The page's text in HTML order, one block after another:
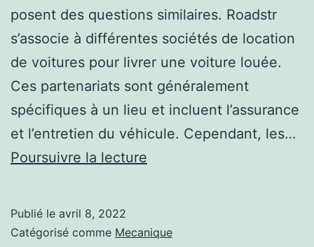
posent des questions similaires. Roadstr
s’associe à différentes sociétés de location
de voitures pour livrer une voiture louée.
Ces partenariats sont généralement
spécifiques à un lieu et incluent l’assurance
et l’entretien du véhicule. Cependant, les…
Poursuivre la lecture
voiture
Publié le avril 8, 2022
Catégorisé comme Mecanique